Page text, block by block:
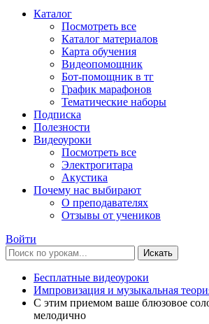
Каталог
Посмотреть все
Каталог материалов
Карта обучения
Видеопомощник
Бот-помощник в тг
График марафонов
Тематические наборы
Подписка
Полезности
Видеоуроки
Посмотреть все
Электрогитара
Акустика
Почему нас выбирают
О преподавателях
Отзывы от учеников
Войти
Искать
Бесплатные видеоуроки
Импровизация и музыкальная
С этим приемом ваше блюзовое
мелодично